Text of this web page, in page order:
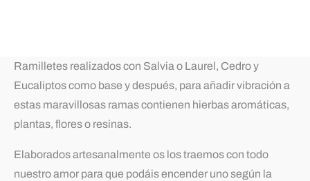
Ramilletes realizados con Salvia o Laurel, Cedro y
Eucaliptos como base y después, para añadir vibración a
estas maravillosas ramas contienen hierbas aromáticas,
plantas, flores o resinas.
Elaborados artesanalmente os los traemos con todo
nuestro amor para que podáis encender uno según la